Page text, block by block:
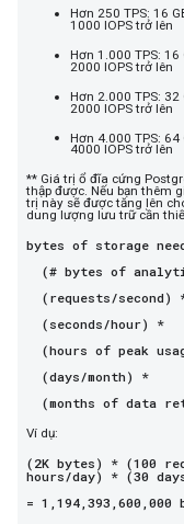
Hơn 250 TPS: 16
1000 IOPS trở lên
Hơn 1.000 TPS:
2000 IOPS trở lên
Hơn 2.000 TPS:
2000 IOPS trở lên
Hơn 4.000 TPS:
4000 IOPS trở lên
** Giá trị ổ đĩa cứng
thập được. Nếu bạn thêm
trị này sẽ được tăng lên
dung lượng lưu trữ cần
bytes of storage
(# bytes of
(requests/second)
(seconds/hour) *
(hours of peak
(days/month) *
(months of data
Ví dụ:
(2K bytes) * (100
hours/day) * (30
= 1,194,393,600,000